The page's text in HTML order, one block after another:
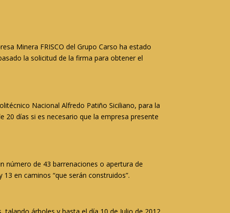
Minera FRISCO del Grupo Carso ha estado
la solicitud de la firma para obtener el
Nacional Alfredo Patiño Siciliano, para la
20 días si es necesario que la empresa presente
número de 43 barrenaciones o apertura de
en caminos “que serán construidos”.